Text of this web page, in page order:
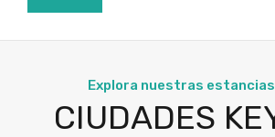
Explora nuestras
CIUDADES